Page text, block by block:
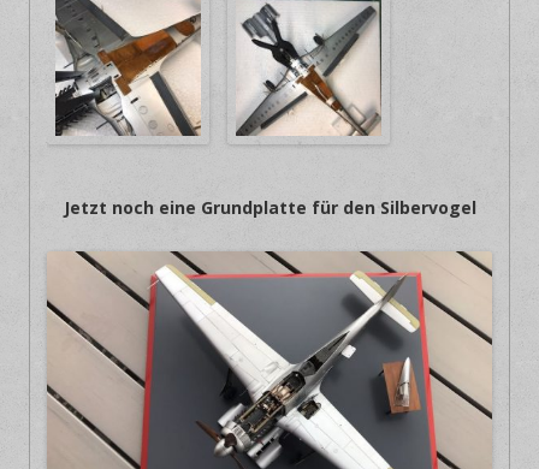
Jetzt noch eine Grundplatte für den Silbervogel